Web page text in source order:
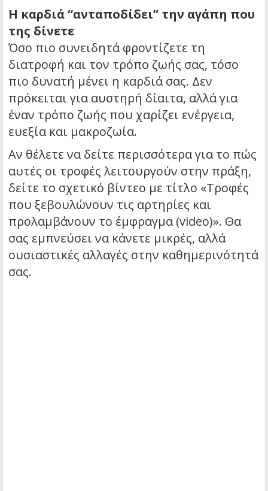
Η καρδιά “ανταποδίδει” την αγάπη που
της δίνετε
Όσο πιο συνειδητά φροντίζετε τη
διατροφή και τον τρόπο ζωής σας, τόσο
πιο δυνατή μένει η καρδιά σας. Δεν
πρόκειται για αυστηρή δίαιτα, αλλά για
έναν τρόπο ζωής που χαρίζει ενέργεια,
ευεξία και μακροζωία.
Αν θέλετε να δείτε περισσότερα για το πώς
αυτές οι τροφές λειτουργούν στην πράξη,
δείτε το σχετικό βίντεο με τίτλο «Τροφές
που ξεβουλώνουν τις αρτηρίες και
προλαμβάνουν το έμφραγμα (video)». Θα
σας εμπνεύσει να κάνετε μικρές, αλλά
ουσιαστικές αλλαγές στην καθημερινότητά
σας.